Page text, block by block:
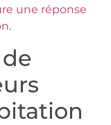
une réponse
.